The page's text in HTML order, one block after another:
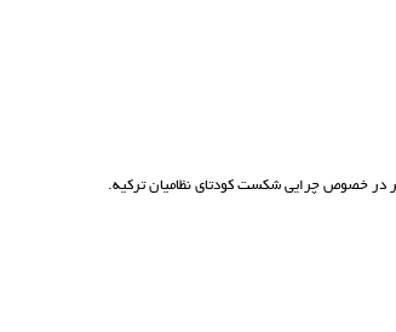
در خصوص چرایی شکست کودتای نظامیان ترکیه.